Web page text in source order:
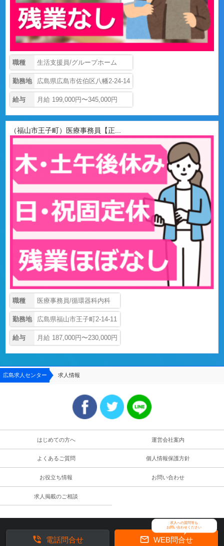
職種 生活支援員/グループホーム
勤務地 広島県広島市佐伯区八幡2-24-14
給与 月給 199,000円〜345,000円
（福山市王子町）医療事務員【正...
職種 医療事務員/循環器科内科
勤務地 広島県福山市王子町2-14-11
給与 月給 187,000円〜230,000円
広島求人センター 求人情報
はじめての方へ 運営会社案内
よくあるご質問 個人情報保護方針
お役立ち情報 お問い合わせ
求人掲載のご相談
求人への質問等も
お問い合わせください
 WEB問合せ
 電話問合せ